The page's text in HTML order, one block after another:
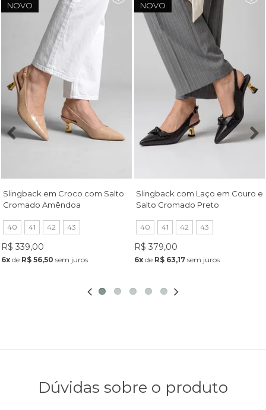
NOVO
Slingback em Croco com Salto
Cromado Amêndoa
40 41 42 43
R$ 339,00
6x de R$ 56,50 sem juros
NOVO
Slingback com Laço em Couro e
Salto Cromado Preto
40 41 42 43
R$ 379,00
6x de R$ 63,17 sem juros
Dúvidas sobre o produto